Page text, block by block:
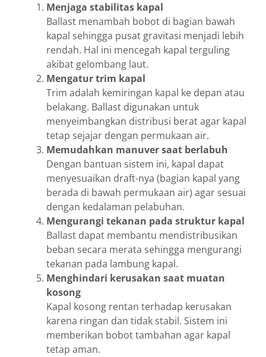
Menjaga stabilitas kapal
Ballast menambah bobot di bagian bawah
kapal sehingga pusat gravitasi menjadi lebih
rendah. Hal ini mencegah kapal terguling
akibat gelombang laut.
Mengatur trim kapal
Trim adalah kemiringan kapal ke depan atau
belakang. Ballast digunakan untuk
menyeimbangkan distribusi berat agar kapal
tetap sejajar dengan permukaan air.
Memudahkan manuver saat berlabuh
Dengan bantuan sistem ini, kapal dapat
menyesuaikan draft-nya (bagian kapal yang
berada di bawah permukaan air) agar sesuai
dengan kedalaman pelabuhan.
Mengurangi tekanan pada struktur kapal
Ballast dapat membantu mendistribusikan
beban secara merata sehingga mengurangi
tekanan pada lambung kapal.
Menghindari kerusakan saat muatan
kosong
Kapal kosong rentan terhadap kerusakan
karena ringan dan tidak stabil. Sistem ini
memberikan bobot tambahan agar kapal
tetap aman.